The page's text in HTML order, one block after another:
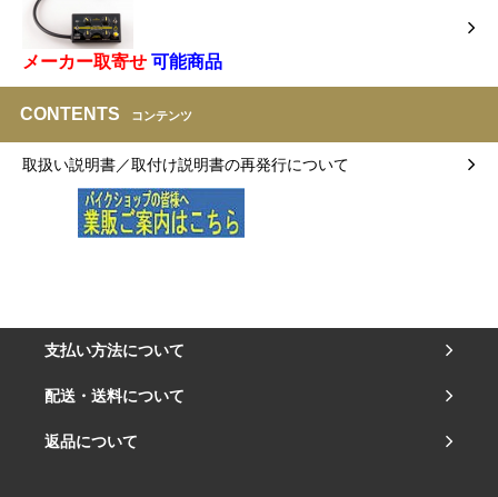
メーカー取寄せ 可能商品
CONTENTS コンテンツ
取扱い説明書／取付け説明書の再発行について
支払い方法について
配送・送料について
返品について